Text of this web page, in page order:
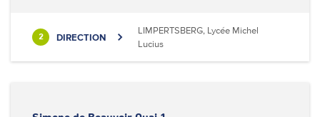
2 DIRECTION
LIMPERTSBERG, Lycée Michel
Lucius